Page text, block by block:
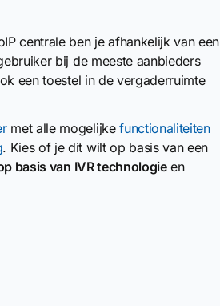
centrale ben je afhankelijk van een
bij de meeste aanbieders
een toestel in de vergaderruimte
met alle mogelijkefunctionaliteiten
. Kies of je dit wilt op basis van een
basis van IVR technologieen